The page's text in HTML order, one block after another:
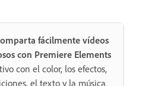
fácilmente vídeos
con Premiere Elements
con el color, los efectos,
el texto y la música.